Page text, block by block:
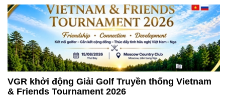
VGR khởi động Giải Golf Truyền thống Vietnam
& Friends Tournament 2026